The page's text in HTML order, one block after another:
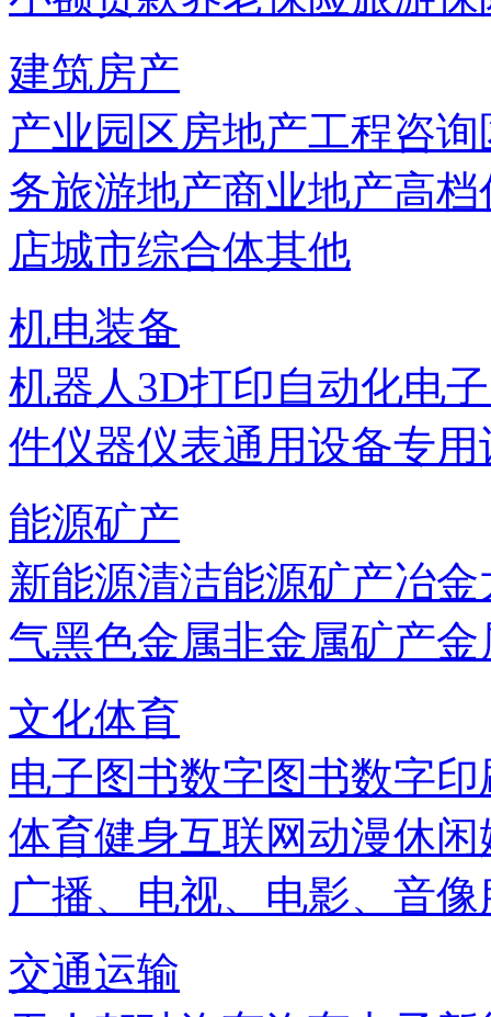
建筑房产
产业园区房地产工程咨询
务旅游地产商业地产高档
店城市综合体其他
机电装备
机器人3D打印自动化电
件仪器仪表通用设备专用
能源矿产
新能源清洁能源矿产冶金
气黑色金属非金属矿产金
文化体育
电子图书数字图书数字印
体育健身互联网动漫休闲
广播、电视、电影、音像
交通运输